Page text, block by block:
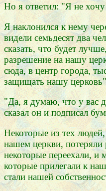
Но я ответил: "Я не хочу
Я наклонился к нему
видели семьдесят два
сказать, что будет
разрешение на нашу
сюда, в центр города,
защищать нашу
"Да, я думаю, что у вас
сказал он и подписал
Некоторые из тех
нашем церкви, потеряли
некоторые переехали,
которые прилегали к
стали нашей